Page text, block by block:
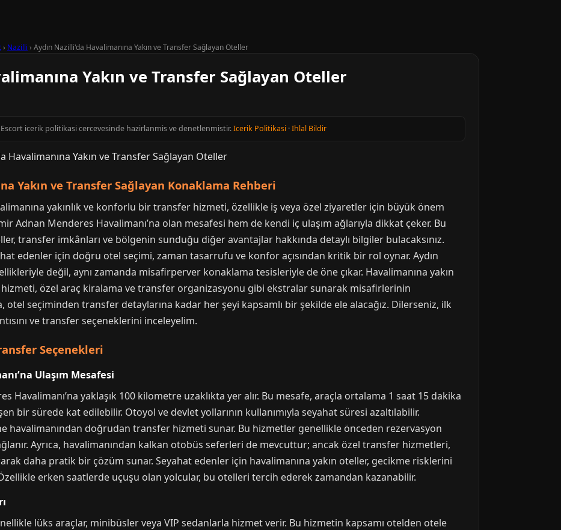
› Nazilli › Aydın Nazilli'da Havalimanına Yakın ve Transfer Sağlayan Oteller
Yakın ve Transfer Sağlayan Oteller
Escort icerik politikasi cercevesinde hazirlanmis ve denetlenmistir.Icerik Politikasi ·Ihlal Bildir
Yakın ve Transfer Sağlayan Konaklama Rehberi
yakınlık ve konforlu bir transfer hizmeti, özellikle iş veya özel ziyaretler için büyük önem
Adnan Menderes Havalimanı’na olan mesafesi hem de kendi iç ulaşım ağlarıyla dikkat çeker. Bu
transfer imkânları ve bölgenin sunduğu diğer avantajlar hakkında detaylı bilgiler bulacaksınız.
edenler için doğru otel seçimi, zaman tasarrufu ve konfor açısından kritik bir rol oynar. Aydın
değil, aynı zamanda misafirperver konaklama tesisleriyle de öne çıkar. Havalimanına yakın
özel araç kiralama ve transfer organizasyonu gibi ekstralar sunarak misafirlerinin
otel seçiminden transfer detaylarına kadar her şeyi kapsamlı bir şekilde ele alacağız. Dilerseniz, ilk
ve transfer seçeneklerini inceleyelim.
Seçenekleri
Ulaşım Mesafesi
Havalimanı’na yaklaşık 100 kilometre uzaklıkta yer alır. Bu mesafe, araçla ortalama 1 saat 15 dakika
bir sürede kat edilebilir. Otoyol ve devlet yollarının kullanımıyla seyahat süresi azaltılabilir.
havalimanından doğrudan transfer hizmeti sunar. Bu hizmetler genellikle önceden rezervasyon
Ayrıca, havalimanından kalkan otobüs seferleri de mevcuttur; ancak özel transfer hizmetleri,
daha pratik bir çözüm sunar. Seyahat edenler için havalimanına yakın oteller, gecikme risklerini
erken saatlerde uçuşu olan yolcular, bu otelleri tercih ederek zamandan kazanabilir.
lüks araçlar, minibüsler veya VIP sedanlarla hizmet verir. Bu hizmetin kapsamı otelden otele